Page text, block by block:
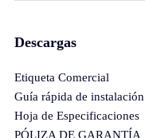
Descargas
Etiqueta Comercial
Guía rápida de instalación
Hoja de Especificaciones
PÓLIZA DE GARANTÍA